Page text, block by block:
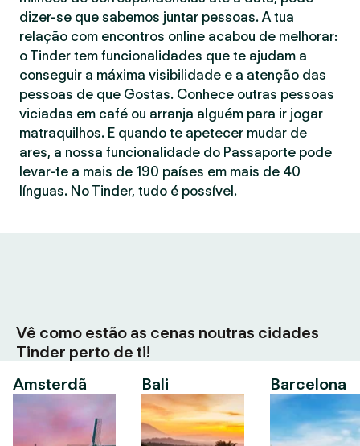
dizer-se que sabemos juntar pessoas. A tua
relação com encontros online acabou de melhorar:
o Tinder tem funcionalidades que te ajudam a
conseguir a máxima visibilidade e a atenção das
pessoas de que Gostas. Conhece outras pessoas
viciadas em café ou arranja alguém para ir jogar
matraquilhos. E quando te apetecer mudar de
ares, a nossa funcionalidade do Passaporte pode
levar-te a mais de 190 países em mais de 40
línguas. No Tinder, tudo é possível.
Vê como estão as cenas noutras cidades
Tinder perto de ti!
Amsterdã
Bali Barcelona